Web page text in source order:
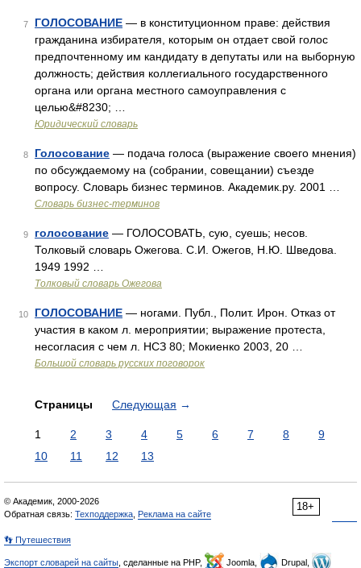
7 ГОЛОСОВАНИЕ — в конституционном праве: действия
гражданина избирателя, которым он отдает свой голос
предпочтенному им кандидату в депутаты или на выборную
должность; действия коллегиального государственного
органа или органа местного самоуправления с
целью&#8230; …
Юридический словарь
8 Голосование — подача голоса (выражение своего мнения)
по обсуждаемому на (собрании, совещании) съезде
вопросу. Словарь бизнес терминов. Академик.ру. 2001 …
Словарь бизнес-терминов
9 голосование — ГОЛОСОВАТЬ, сую, суешь; несов.
Толковый словарь Ожегова. С.И. Ожегов, Н.Ю. Шведова.
1949 1992 …
Толковый словарь Ожегова
10 ГОЛОСОВАНИЕ — ногами. Публ., Полит. Ирон. Отказ от
участия в каком л. мероприятии; выражение протеста,
несогласия с чем л. НСЗ 80; Мокиенко 2003, 20 …
Большой словарь русских поговорок
Страницы Следующая →
1 2 3 4 5 6 7 8
9
10
11 12 13
18+
© Академик, 2000-2026
Обратная связь: Техподдержка Реклама на сайте
👣 Путешествия
Экспорт словарей на сайты , сделанные на PHP, Joomla,
Drupal,